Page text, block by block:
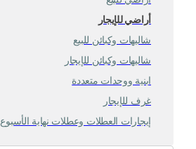
أراضي للإيجار
شاليهات وكبائن للبيع
شاليهات وكبائن للإيجار
ابنية ووحدات متعددة
غرف للإيجار
إيجارات العطلات وعطلات نهاية الأسبوع